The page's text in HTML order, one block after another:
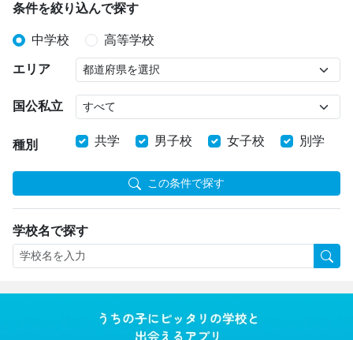
条件を絞り込んで探す
中学校 高等学校
エリア
国公私立
種別 共学 男子校 女子校 別学
この条件で探す
学校名で探す